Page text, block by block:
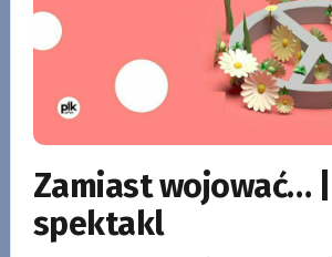
Zamiast wojować… |
spektakl